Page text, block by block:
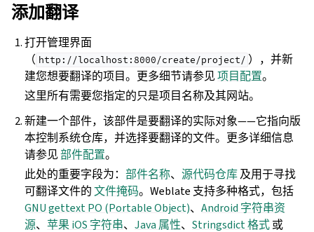
添加翻译
打开管理界面
（ http://localhost:8000/create/project/ ），并新
建您想要翻译的项目。更多细节请参见项目配置。
这里所有需要您指定的只是项目名称及其网站。
新建一个部件，该部件是要翻译的实际对象——它指向版
本控制系统仓库，并选择要翻译的文件。更多详细信息
请参见部件配置。
此处的重要字段为：部件名称、源代码仓库及用于寻找
可翻译文件的文件掩码。Weblate 支持多种格式，包括
GNU gettext PO (Portable Object)、Android 字符串资
源、苹果 iOS 字符串、Java 属性、Stringsdict 格式或